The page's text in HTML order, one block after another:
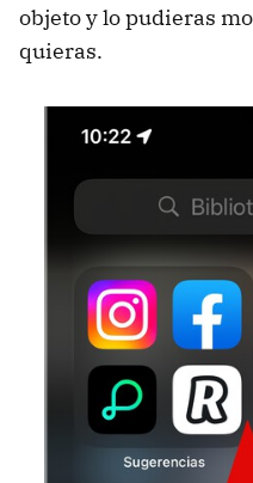
objeto y lo pudieras
quieras.